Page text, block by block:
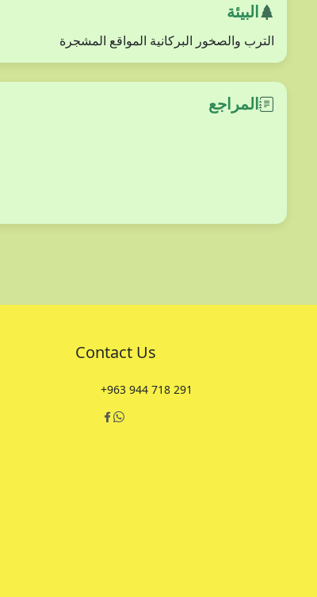
البيئة
الترب والصخور البركانية المواقع المشجرة
المراجع
Contact Us
+963 944 718 291